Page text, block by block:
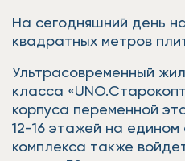
На сегодняшний день
квадратных метров
Ультрасовременный
класса
корпуса переменной
12-16 этажей на
комплекса также